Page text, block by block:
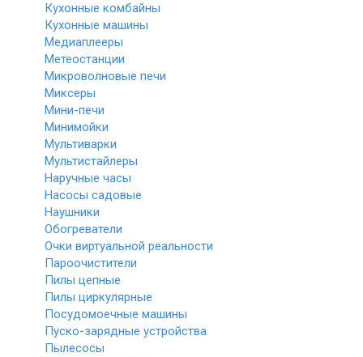
Кухонные комбайны
Кухонные машины
Медиаплееры
Метеостанции
Микроволновые печи
Миксеры
Мини-печи
Минимойки
Мультиварки
Мультистайлеры
Наручные часы
Насосы садовые
Наушники
Обогреватели
Очки виртуальной реальности
Пароочистители
Пилы цепные
Пилы циркулярные
Посудомоечные машины
Пуско-зарядные устройства
Пылесосы